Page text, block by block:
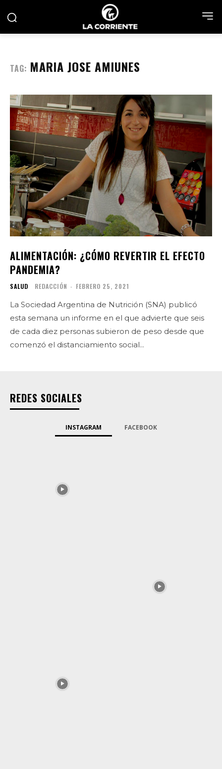
TAG: MARIA JOSE AMIUNES
ALIMENTACIÓN: ¿CÓMO REVERTIR EL EFECTO
PANDEMIA?
SALUD REDACCIÓN - FEBRERO 25, 2021
La Sociedad Argentina de Nutrición (SNA) publicó
esta semana un informe en el que advierte que seis
de cada diez personas subieron de peso desde que
comenzó el distanciamiento social...
REDES SOCIALES
INSTAGRAM FACEBOOK